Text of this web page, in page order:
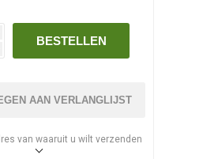
BESTELLEN
AAN VERLANGLIJST
van waaruit u wilt verzenden